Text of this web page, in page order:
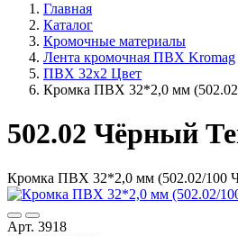
Главная
Каталог
Кромочные материалы
Лента кромочная ПВХ Kromag
ПВХ 32x2 Цвет
Кромка ПВХ 32*2,0 мм
502.02 Чёрный
Кромка ПВХ 32*2,0 мм (502.02/100
Арт. 3918